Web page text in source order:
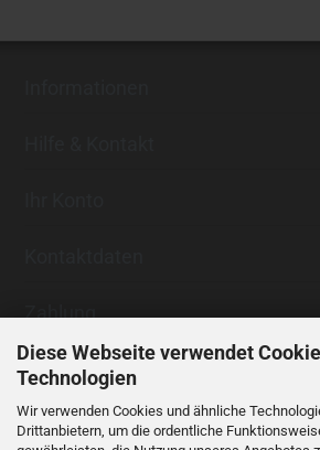
Diese Webseite verwendet
Technologien
Wir verwenden Cookies und ähnliche
Drittanbietern, um die ordentliche
Zahlung